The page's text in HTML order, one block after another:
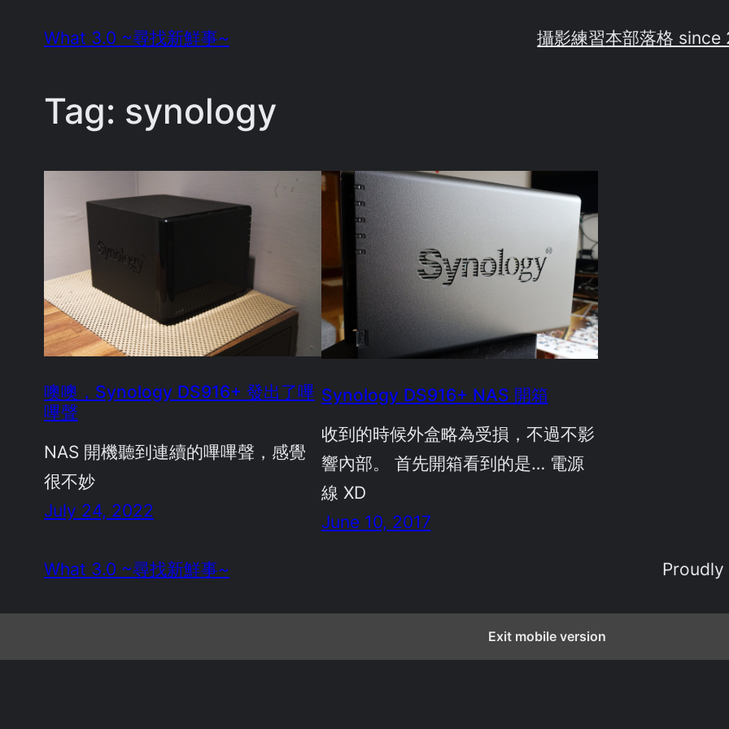
What 3.0 ~尋找新鮮事~ 攝影練習本部落格 since
Tag: synology
噢噢，Synology DS916+ 發出了嗶
嗶聲
NAS 開機聽到連續的嗶嗶聲，感覺
很不妙
July 24, 2022
Synology DS916+ NAS 開箱
收到的時候外盒略為受損，不過不影
響內部。 首先開箱看到的是… 電源
線 XD
June 10, 2017
What 3.0 ~尋找新鮮事~
Exit mobile version